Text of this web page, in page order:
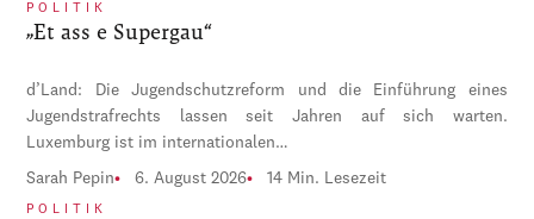
POLITIK
„Et ass e Supergau“
d’Land: Die Jugendschutzreform und die Einführung eines
Jugendstrafrechts lassen seit Jahren auf sich warten.
Luxemburg ist im internationalen…
Sarah Pepin 6. August 2026 14 Min. Lesezeit
POLITIK